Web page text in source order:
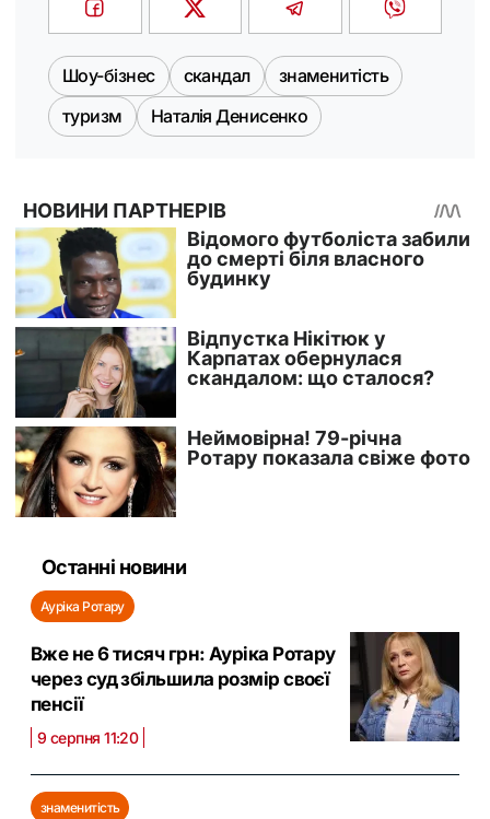
Шоу-бізнес скандал
знаменитість
туризм
Наталія Денисенко
Останні новини
Ауріка Ротару
Вже не 6 тисяч грн: Ауріка Ротару
через суд збільшила розмір своєї
пенсії
9 серпня 11:20
знаменитість